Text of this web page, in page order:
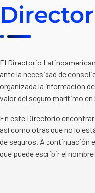
El Directorio
ante la necesidad de
organizada la información
valor del seguro marítimo en
En este Directorio
así como otras que no lo
de seguros. A continuación
que puede escribir el